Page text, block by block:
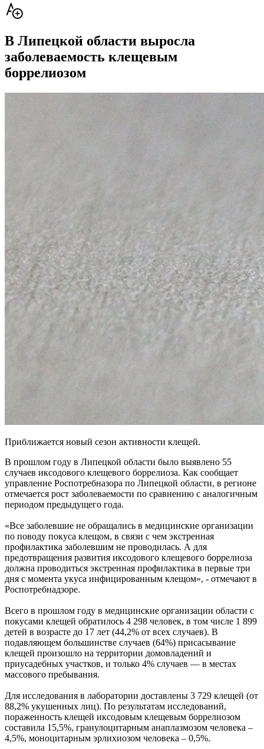
В Липецкой области выросла
заболеваемость клещевым
боррелиозом
Приближается новый сезон активности клещей.
В прошлом году в Липецкой области было выявлено 55
случаев иксодового клещевого боррелиоза. Как сообщает
управление Роспотребназора по Липецкой области, в регионе
отмечается рост заболеваемости по сравнению с аналогичным
периодом предыдущего года.
«Все заболевшие не обращались в медицинские организации
по поводу покуса клещом, в связи с чем экстренная
профилактика заболевшим не проводилась. А для
предотвращения развития иксодового клещевого боррелиоза
должна проводиться экстренная профилактика в первые три
дня с момента укуса инфицированным клещом», - отмечают в
Роспотребнадзоре.
Всего в прошлом году в медицинские организации области с
покусами клещей обратилось 4 298 человек, в том числе 1 899
детей в возрасте до 17 лет (44,2% от всех случаев). В
подавляющем большинстве случаев (64%) присасывание
клещей произошло на территории домовладений и
приусадебных участков, и только 4% случаев — в местах
массового пребывания.
Для исследования в лаборатории доставлены 3 729 клещей (от
88,2% укушенных лиц). По результатам исследований,
пораженность клещей иксодовым клещевым боррелиозом
составила 15,5%, гранулоцитарным анаплазмозом человека –
4,5%, моноцитарным эрлихиозом человека – 0,5%.